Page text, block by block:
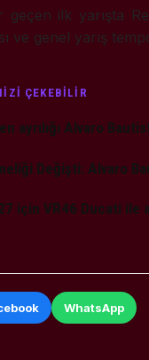
ilk yarışta
ve genel yarış
ÇEKEBİLİR
ayrılığı Alvaro
Değişti: Alvaro
için VR46 Ducati ile
WhatsApp